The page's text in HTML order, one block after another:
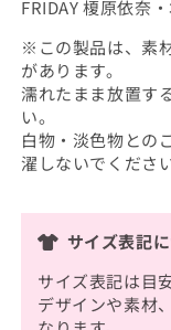
FRIDAY 榎原依奈
※この製品は、素
があります。
濡れたまま放置す
い。
白物・淡色物との
濯しないでください
サイズ表記
サイズ表記は目
デザインや素材